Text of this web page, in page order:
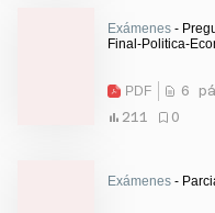
Exámenes -
Final-Politica-
PDF
6
211
0
Exámenes -